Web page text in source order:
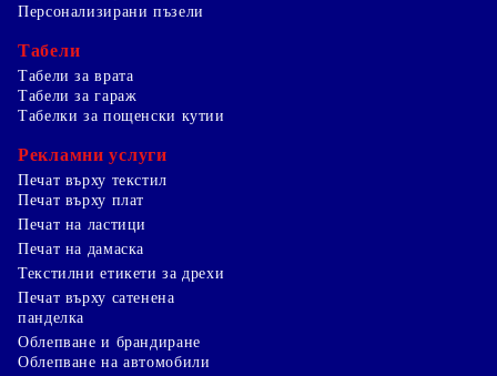
Персонализирани пъзели
Табели
Табели за врата
Табели за гараж
Табелки за пощенски кутии
Рекламни услуги
Печат върху текстил
Печат върху плат
Печат на ластици
Печат на дамаска
Текстилни етикети за дрехи
Печат върху сатенена
панделка
Облепване и брандиране
Облепване на автомобили